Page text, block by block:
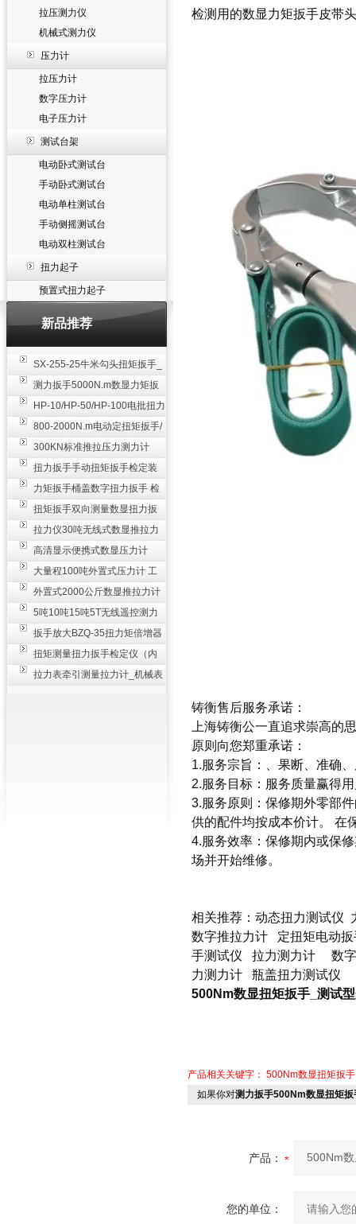
拉压测力仪
机械式测力仪
压力计
拉压力计
数字压力计
电子压力计
测试台架
电动卧式测试台
手动卧式测试台
电动单柱测试台
手动侧摇测试台
电动双柱测试台
扭力起子
预置式扭力起子
新品推荐
SX-255-25牛米勾头扭矩扳手_
螺栓紧固扭力扳手
测力扳手5000N.m数显力矩扳
手 非标扭力扳手工业级
HP-10/HP-50/HP-100电批扭力
测试仪,测量仪
800-2000N.m电动定扭矩扳手/
扭矩电动扳手
300KN标准推拉压力测力计
_0.3级数显压力仪
扭力扳手手动扭矩扳手检定装
置 50-100N扳手测量仪器
力矩扳手桶盖数字扭力扳手 检
测瓶盖拧紧扭矩工具
扭矩扳手双向测量数显扭力扳
手 2000N,m力矩扳手价格
拉力仪30吨无线式数显推拉力
计 数字显示测力计80T
高清显示便携式数显压力计
300N500n_手持电子测力计
大量程100吨外置式压力计 工
业用数显测力计价格
外置式2000公斤数显推拉力计
_数字拉力压力测试仪
5吨10吨15吨5T无线遥控测力
计_带遥控电子拉力计数显式
扳手放大BZQ-35扭力矩倍增器
_3500牛米扭力倍力器仪
扭矩测量扭力扳手检定仪（内
置打印） 扭矩检验仪器
拉力表牵引测量拉力计_机械表
检测用的数显力矩扳手皮带头
铸衡售后服务承诺：
上海铸衡公一直追求崇高的
原则向您郑重承诺：
1.服务宗旨：、果断、准确
2.服务目标：服务质量赢得
3.服务原则：保修期外零部
供的配件均按成本价计。 在
4.服务效率：保修期内或保
场并开始维修。
相关推荐： 动态扭力测试仪
数字推拉力计
定扭矩电动扳
手测试仪
拉力测力计
数
力测力计
瓶盖扭力测试仪
500Nm数显扭矩扳手_测试
产品相关关键字： 500Nm数显扭矩扳手
如果你对测力扳手500Nm数显扭矩
产品：
您的单位：